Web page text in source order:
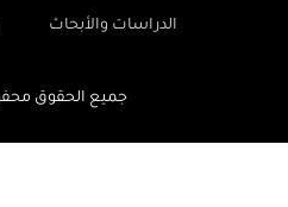
الدراسات والأبحاث
جميع الحقوق